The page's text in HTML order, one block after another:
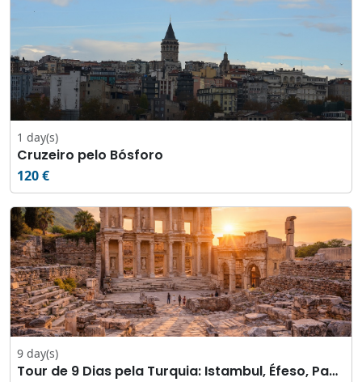
1 day(s)
Cruzeiro pelo Bósforo
120 €
9 day(s)
Tour de 9 Dias pela Turquia: Istambul, Éfeso, Pamukkale e Capadócia